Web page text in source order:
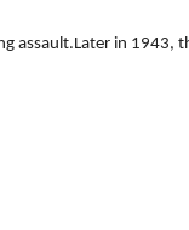
assault.Later in 1943,